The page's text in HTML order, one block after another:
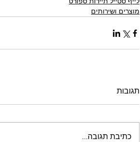
מוצרים ושירותים
תגובות
כתיבת תגובה...